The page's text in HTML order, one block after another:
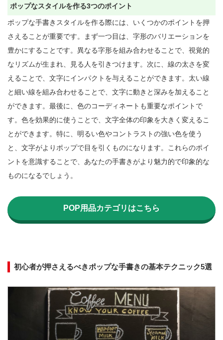
ポップなスタイルを作る3つのポイント
ポップな手書きスタイルを作る際には、いくつかのポイントを押
さえることが重要です。まず一つ目は、字形のバリエーションを
豊かにすることです。異なる字形を組み合わせることで、視覚的
なリズムが生まれ、見る人を引きつけます。次に、線の太さを変
えることで、文字にインパクトを与えることができます。太い線
と細い線を組み合わせることで、文字に動きと深みを加えること
ができます。最後に、色のコーディネートも重要なポイントで
す。色を効果的に使うことで、文字全体の印象を大きく変えるこ
とができます。特に、明るい色やコントラストの強い色を使う
と、文字がよりポップで目を引くものになります。これらのポイ
ントを意識することで、あなたの手書きがより魅力的で印象的な
ものになるでしょう。
POP用品カテゴリはこちら
初心者が押さえるべきポップな手書きの基本テクニック5選